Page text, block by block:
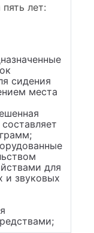
лет:
сидения
места
для
и звуковых